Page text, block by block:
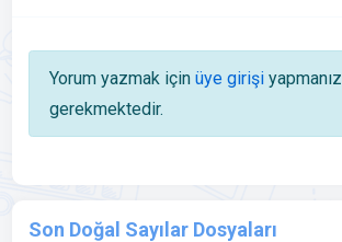
Yorum yazmak için üye girişiyapmanız
gerekmektedir.
Son Doğal Sayılar Dosyaları